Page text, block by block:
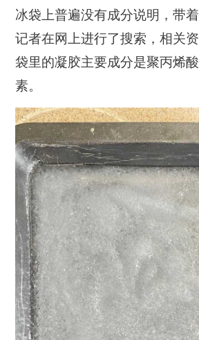
冰袋上普遍没有成分说明，带
记者在网上进行了搜索，相关
袋里的凝胶主要成分是聚丙烯
素。